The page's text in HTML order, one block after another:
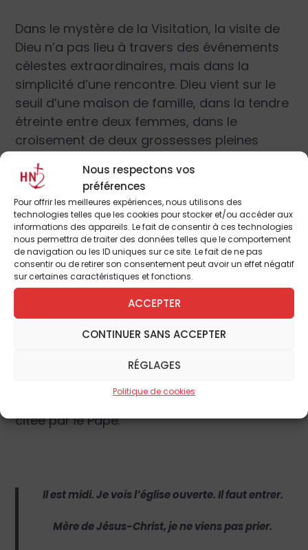
Nous respectons vos
préférences
Pour offrir les meilleures expériences, nous utilisons des
technologies telles que les cookies pour stocker et/ou accéder aux
informations des appareils. Le fait de consentir à ces technologies
nous permettra de traiter des données telles que le comportement
de navigation ou les ID uniques sur ce site. Le fait de ne pas
consentir ou de retirer son consentement peut avoir un effet négatif
sur certaines caractéristiques et fonctions.
ACCEPTER
CONTINUER SANS ACCEPTER
RÉGLAGES
Politique de cookies
Dans le mystère de la Visitation, la visite de
Dieu n’a pas lieu à travers des événements
célestes extraordinaires, mais dans la
simplicité d’une rencontre. Dieu vient sur le
seuil d’une maison de famille, dans la tendre
étreinte entre deux femmes, dans le
croisement de deux grossesses pleines
d’émerveillement et d’espérance. Et, dans
cette rencontre, il y a la sollicitude de Marie,
l’émerveillement d’Élisabeth, la joie du
partage.
Même dans l’Église, Dieu est relation et il
nous rend visite à travers des rencontres
humaines, quand nous savons nous ouvrir à
l’autre. Nos villes sont un grand défi contre
les exacerbations de l’individualisme, contre
produisent solitudes et souffrances.
elle, la prière de Claudel à la Vierge de midi
citée par le Pape.
Il est midi. Je vois l’église ouverte. Il faut entrer.
Mère de Jésus-Christ, je ne viens pas prier.